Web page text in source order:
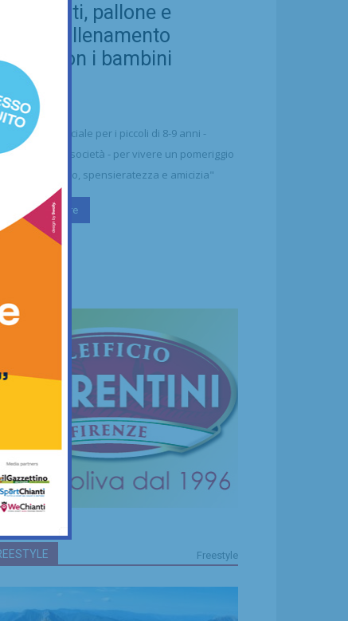
Chianti, pallone e
allenamento
con i bambini
21/07/2026
speciale per i piccoli di 8-9 anni -
dalla società - per vivere un pomeriggio
divertimento, spensieratezza e amicizia"
a leggere
Freestyle